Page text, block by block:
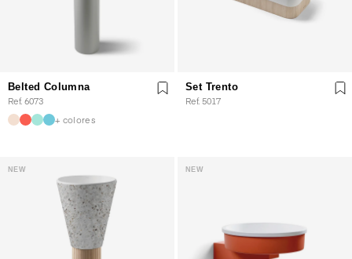
Belted Columna
Ref. 6073
+ colores
Set Trento
Ref. 5017
NEW NEW